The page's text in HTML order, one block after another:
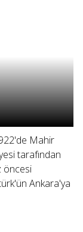
Mahir
tarafından
öncesi
Ankara'ya